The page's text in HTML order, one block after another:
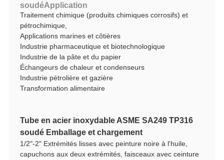
soudéApplication
Traitement chimique (produits chimiques corrosifs) et
pétrochimique,
Applications marines et côtières
Industrie pharmaceutique et biotechnologique
Industrie de la pâte et du papier
Échangeurs de chaleur et condenseurs
Industrie pétrolière et gazière
Transformation alimentaire
Tube en acier inoxydable ASME SA249 TP316
soudé Emballage et chargement
1/2"-2" Extrémités lisses avec peinture noire à l'huile,
capuchons aux deux extrémités, faisceaux avec ceinture